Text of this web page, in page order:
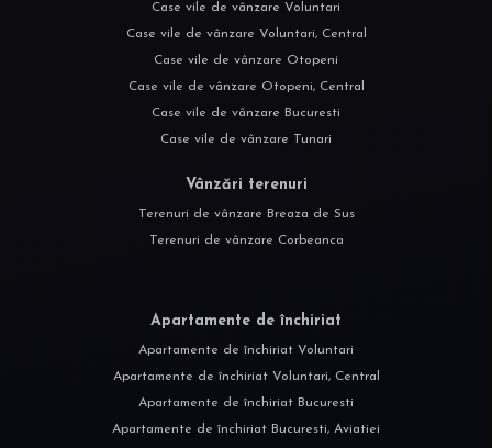
Case vile de vânzare Voluntari
Case vile de vânzare Voluntari, Central
Case vile de vânzare Otopeni
Case vile de vânzare Otopeni, Central
Case vile de vânzare Bucuresti
Case vile de vânzare Tunari
Vânzări terenuri
Terenuri de vânzare Breaza de Sus
Terenuri de vânzare Corbeanca
Apartamente de închiriat
Apartamente de închiriat Voluntari
Apartamente de închiriat Voluntari, Central
Apartamente de închiriat Bucuresti
Apartamente de închiriat Bucuresti, Aviatiei